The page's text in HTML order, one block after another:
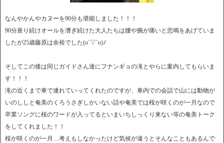
なんやかんやカヌーを90分も堪能しました！！！
90分座り続けオールを漕ぎ続けた大人たちは腰や腕が痛いと悲鳴をあげていま
したが25歳藤原は余裕でした(o´▽`o)ﾉ
そしてこの後は同じガイドさん達にフナンギョの滝とやらに案内してもらいま
す！！！
滝の近くまで車で連れていってくれたのですが、車内での会話で山には動物が
いのししと奄美のくろうさぎしかいない話や奄美では桜が咲くのが一月なので
卒業ソングに桜のワードが入ってるといまいちしっくり来ない等の奄美トーク
をしてくれました！！
桜が咲くのが一月…考えもしなかったけど気候が違うとそんなこともあるんで